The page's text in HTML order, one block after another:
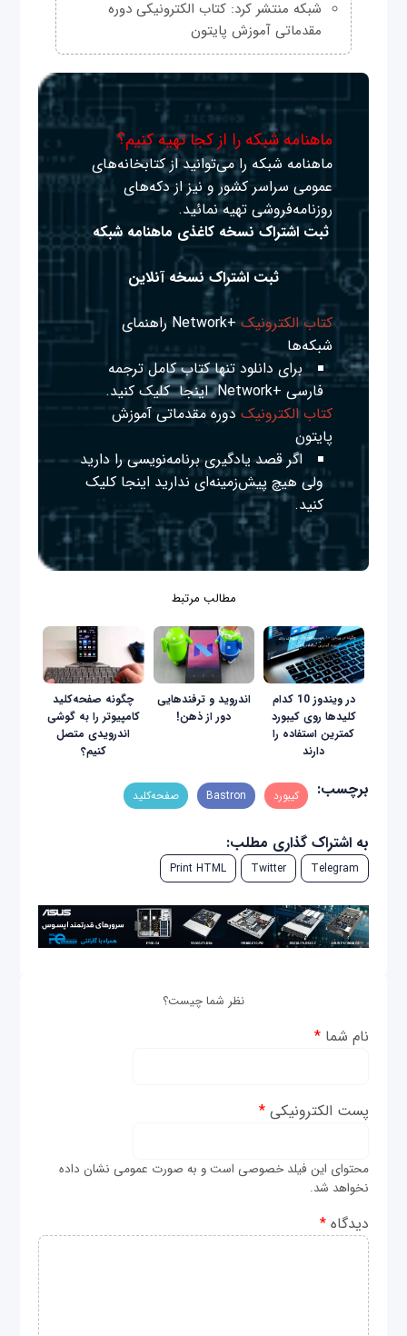
شبکه منتشر کرد: کتاب الکترونیکی دوره
مقدماتی آموزش پایتون
ماهنامه شبکه را از کجا تهیه کنیم؟
ماهنامه شبکه را می‌توانید از کتابخانه‌های
عمومی سراسر کشور و نیز از دکه‌های
روزنامه‌فروشی تهیه نمائید.
ثبت اشتراک نسخه کاغذی ماهنامه شبکه
ثبت اشتراک نسخه آنلاین
کتاب الکترونیک
+Network راهنمای
شبکه‌ها
برای دانلود تنها کتاب کامل ترجمه
فارسی +Network
اینجا کلیک کنید.
کتاب الکترونیک دوره مقدماتی آموزش
پایتون
اگر قصد یادگیری برنامه‌نویسی را دارید
ولی هیچ پیش‌زمینه‌ای نداریداینجا کلیک
کنید.
مطالب مرتبط
در ویندوز 10 کدام
کلیدها روی کیبورد
کمترین استفاده را
دارند
اندروید و ترفند‌هایی
دور از ذهن!
چگونه صفحه‌کلید
کامپیوتر را به گوشی
اندرویدی متصل
کنیم؟
برچسب: کیبورد Bastron صفحه‌کلید
به اشتراک گذاری مطلب:
Telegram
Twitter
Print HTML
نظر شما چیست؟
نام شما*
پست الکترونیکی*
محتوای این فیلد خصوصی است و به صورت عمومی نشان داده
نخواهد شد.
دیدگاه*